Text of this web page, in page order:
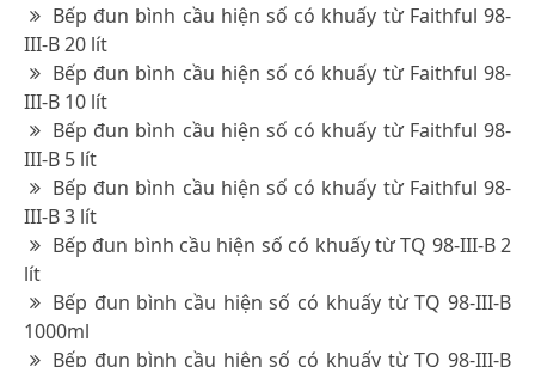
Bếp đun bình cầu hiện số có khuấy từ Faithful 98-
III-B 20 lít
Bếp đun bình cầu hiện số có khuấy từ Faithful 98-
III-B 10 lít
Bếp đun bình cầu hiện số có khuấy từ Faithful 98-
III-B 5 lít
Bếp đun bình cầu hiện số có khuấy từ Faithful 98-
III-B 3 lít
Bếp đun bình cầu hiện số có khuấy từ TQ 98-III-B 2
lít
Bếp đun bình cầu hiện số có khuấy từ TQ 98-III-B
1000ml
Bếp đun bình cầu hiện số có khuấy từ TQ 98-III-B